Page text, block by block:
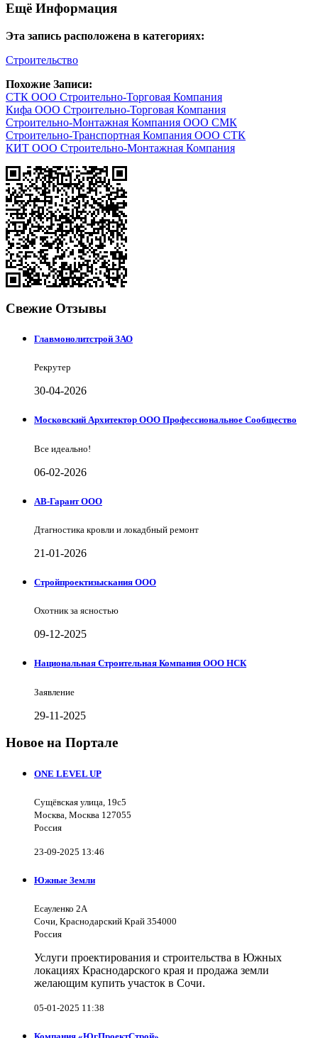
Ещё Информация
Эта запись расположена в категориях:
Строительство
Похожие Записи:
СТК ООО Строительно-Торговая Компания
Кифа ООО Строительно-Торговая Компания
Строительно-Монтажная Компания ООО СМК
Строительно-Транспортная Компания ООО СТК
КИТ ООО Строительно-Монтажная Компания
Свежие Отзывы
Главмонолитстрой ЗАО
Рекрутер
30-04-2026
Московский Архитектор ООО Профессиональное Сообщество
Все идеально!
06-02-2026
АВ-Гарант ООО
Дтагностика кровли и локадбный ремонт
21-01-2026
Стройпроектизыскания ООО
Охотник за ясностью
09-12-2025
Национальная Строительная Компания ООО НСК
Заявление
29-11-2025
Новое на Портале
ONE LEVEL UP
Сущёвская улица, 19с5
Москва, Москва 127055
Россия
23-09-2025 13:46
Южные Земли
Есауленко 2А
Сочи, Краснодарский Край 354000
Россия
Услуги проектирования и строительства в Южных
локациях Краснодарского края и продажа земли
желающим купить участок в Сочи.
05-01-2025 11:38